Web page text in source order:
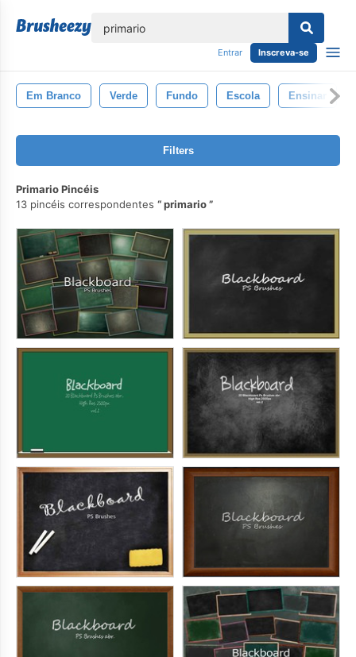
Entrar Inscreva-se
Em Branco Verde Fundo Escola Ensinar
Filters
Primario Pincéis
13 pincéis correspondentes
primario